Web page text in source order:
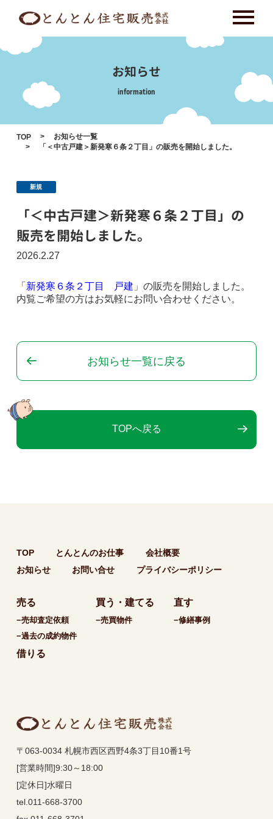
content
お知らせ
information
TOP
お知らせ一覧
「＜中古戸建＞新発寒６条２丁目」の販売を開始しました。
新規
「＜中古戸建＞新発寒６条２丁目」の
販売を開始しました。
2026.2.27
「 新発寒６条２丁目 戸建 」の販売を開始しました。
内覧ご希望の方はお気軽にお問い合わせください。
お知らせ一覧に戻る
TOPへ戻る
TOP とんとんのお仕事
会社概要
お知らせ
お問い合せ プライバシーポリシー
売る
−売却査定依頼
−過去の成約物件
買う・建てる
−売買物件
直す
−修繕事例
借りる
〒063-0034 札幌市西区西野4条3丁目10番1号
[営業時間]9:30～18:00
[定休日]水曜日
tel.011-668-3700